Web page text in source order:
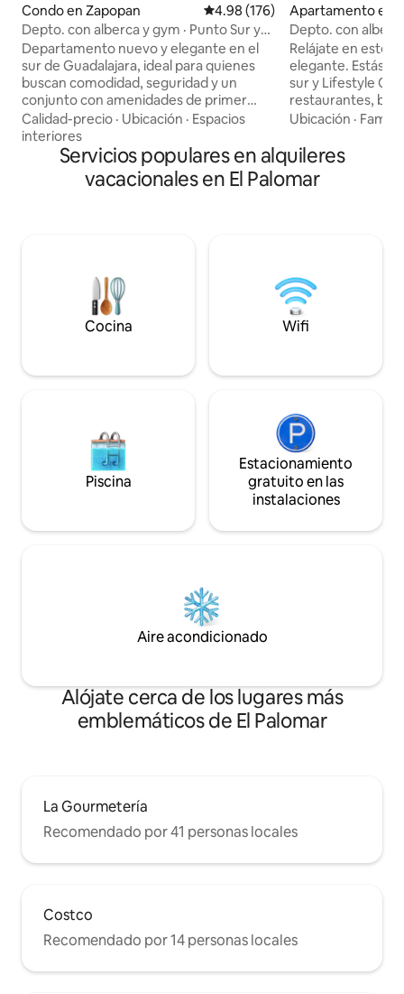
Condo en Zapopan Calificación promedio: 4.98 de
4.98 (176)
Depto. con alberca y gym · Punto Sur y
hospitales
Departamento nuevo y elegante en el
sur de Guadalajara, ideal para quienes
buscan comodidad, seguridad y un
conjunto con amenidades de primer
nivel. Son 82 m² con dos recámaras
amplias, dos baños completos y espacio
cómodo para cuatro huéspedes.
Perfecto para familias, viajeros de
negocios, visitantes del ITESO , COSTCO
Calidad-precio · Ubicación · Espacios
interiores
Apartamento en
Depto. con
Punto Sur
Relájate en este
elegante. Estás a
sur y Lifestyle
restaurantes,
más. Tenemos acceso controlado para
techado y
invitados. 2
completos, sala,
Ubicación ·
Servicios populares en alquileres
vacacionales en El Palomar
Cocina Wifi
Piscina
Estacionamiento
gratuito en las
instalaciones
Aire acondicionado
Alójate cerca de los lugares más
emblemáticos de El Palomar
La Gourmetería
Recomendado por 41 personas locales
Costco
Recomendado por 14 personas locales